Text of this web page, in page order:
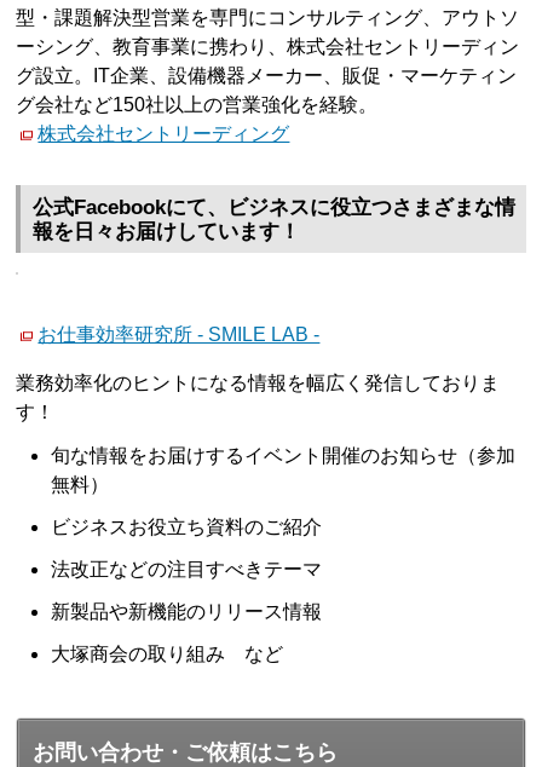
型・課題解決型営業を専門にコンサルティング、アウトソ
ーシング、教育事業に携わり、株式会社セントリーディン
グ設立。IT企業、設備機器メーカー、販促・マーケティン
グ会社など150社以上の営業強化を経験。
株式会社セントリーディング
公式Facebookにて、ビジネスに役立つさまざまな情
報を日々お届けしています！
お仕事効率研究所 - SMILE LAB -
業務効率化のヒントになる情報を幅広く発信しておりま
す！
旬な情報をお届けするイベント開催のお知らせ（参加
無料）
ビジネスお役立ち資料のご紹介
法改正などの注目すべきテーマ
新製品や新機能のリリース情報
大塚商会の取り組み など
お問い合わせ・ご依頼はこちら